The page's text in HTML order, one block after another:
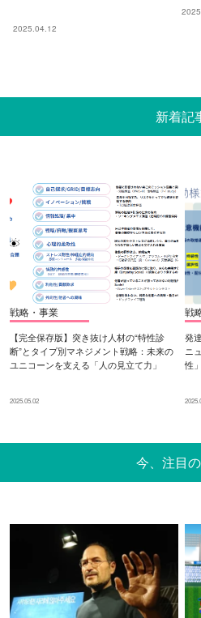
2025.04.12
新着記
戦略・事業
【完全保存版】突き抜け人材の“特性診
断”とタイプ別マネジメント戦略：未来の
ユニコーンを支える「人の見立て力」
2025.05.02
戦
発
ニ
性
今、注目